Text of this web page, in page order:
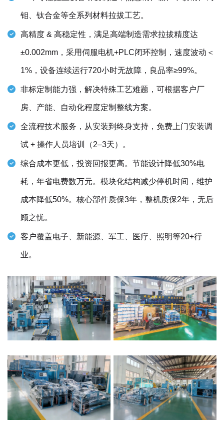
钼、钛合金等全系列材料拉拔工艺。
高精度 & 高稳定性，满足高端制造需求拉拔精度达
±0.002mm，采用伺服电机+PLC闭环控制，速度波动＜
1%，设备连续运行720小时无故障，良品率≥99%。
非标定制能力强，解决特殊工艺难题，可根据客户厂
房、产能、自动化程度定制整线方案。
全流程技术服务，从安装到终身支持，免费上门安装调
试 + 操作人员培训（2–3天）。
综合成本更低，投资回报更高。节能设计降低30%电
耗，年省电费数万元。模块化结构减少停机时间，维护
成本降低50%。核心部件质保3年，整机质保2年，无后
顾之忧。
客户覆盖电子、新能源、军工、医疗、照明等20+行
业。